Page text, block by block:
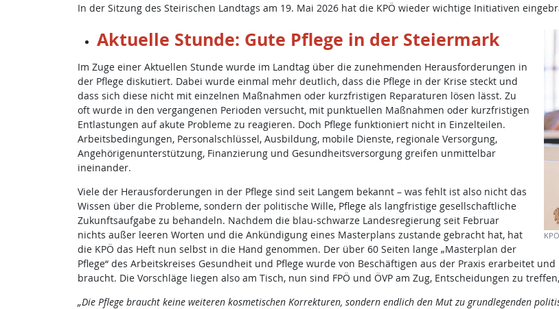
In der Sitzung des Steirischen Landtags am 19. Mai 2026 hat die KPÖ wieder wichtige Initiativen
Aktuelle Stunde: Gute Pflege in der Steiermark
Im Zuge einer Aktuellen Stunde wurde im Landtag über die zunehmenden Herausforderungen in
der Pflege diskutiert. Dabei wurde einmal mehr deutlich, dass die Pflege in der Krise steckt und
dass sich diese nicht mit einzelnen Maßnahmen oder kurzfristigen Reparaturen lösen lässt. Zu
oft wurde in den vergangenen Perioden versucht, mit punktuellen Maßnahmen oder kurzfristigen
Entlastungen auf akute Probleme zu reagieren. Doch Pflege funktioniert nicht in Einzelteilen.
Arbeitsbedingungen, Personalschlüssel, Ausbildung, mobile Dienste, regionale Versorgung,
Angehörigenunterstützung, Finanzierung und Gesundheitsversorgung greifen unmittelbar
ineinander.
Viele der Herausforderungen in der Pflege sind seit Langem bekannt – was fehlt ist also nicht das
Wissen über die Probleme, sondern der politische Wille, Pflege als langfristige gesellschaftliche
Zukunftsaufgabe zu behandeln. Nachdem die blau-schwarze Landesregierung seit Februar
nichts außer leeren Worten und die Ankündigung eines Masterplans zustande gebracht hat, hat
die KPÖ das Heft nun selbst in die Hand genommen. Der über 60 Seiten lange „Masterplan der
Pflege“ des Arbeitskreises Gesundheit und Pflege wurde von Beschäftigen aus der Praxis erarbeitet
braucht. Die Vorschläge liegen also am Tisch, nun sind FPÖ und ÖVP am Zug, Entscheidungen zu
„Die Pflege braucht keine weiteren kosmetischen Korrekturen, sondern endlich den Mut zu grundlegenden